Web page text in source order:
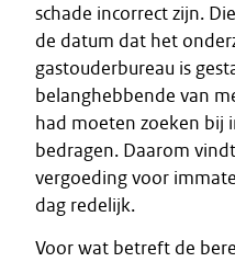
schade incorrect zijn.
de datum dat het
gastouderbureau is
belanghebbende van
had moeten zoeken bij
bedragen. Daarom
vergoeding voor
dag redelijk.
Voor wat betreft de